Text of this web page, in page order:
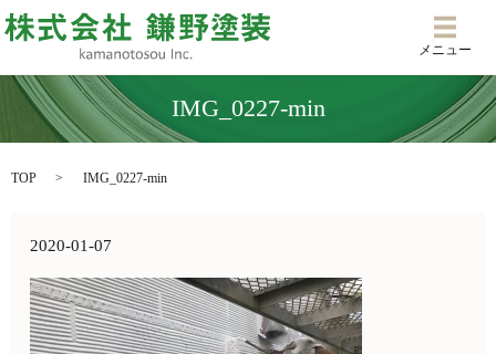
メニ
メニュー
IMG_0227-min
TOP IMG_0227-min
2020-01-07